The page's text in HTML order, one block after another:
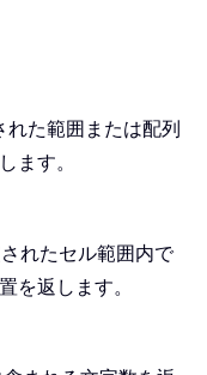
た範囲または配列
ます。
れたセル範囲内で
を返します。